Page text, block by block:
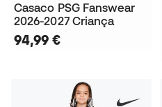
Casaco PSG Fanswear
2026-2027 Criança
94,99 €